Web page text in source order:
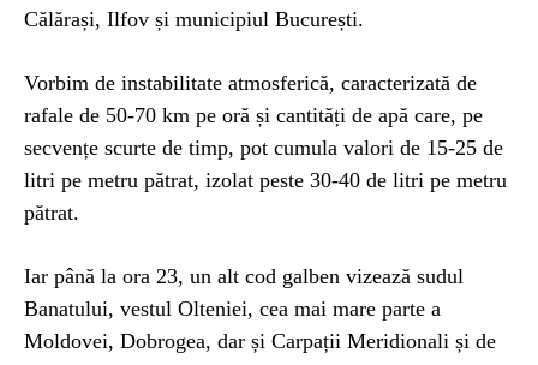
Călărași, Ilfov și municipiul București.
Vorbim de instabilitate atmosferică, caracterizată de
rafale de 50-70 km pe oră și cantități de apă care, pe
secvențe scurte de timp, pot cumula valori de 15-25 de
litri pe metru pătrat, izolat peste 30-40 de litri pe metru
pătrat.
Iar până la ora 23, un alt cod galben vizează sudul
Banatului, vestul Olteniei, cea mai mare parte a
Moldovei, Dobrogea, dar și Carpații Meridionali și de